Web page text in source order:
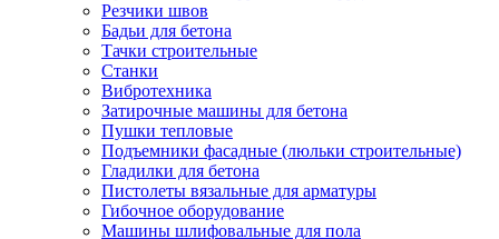
Резчики швов
Бадьи для бетона
Тачки строительные
Станки
Вибротехника
Затирочные машины для бетона
Пушки тепловые
Подъемники фасадные (люльки строительные)
Гладилки для бетона
Пистолеты вязальные для арматуры
Гибочное оборудование
Машины шлифовальные для пола